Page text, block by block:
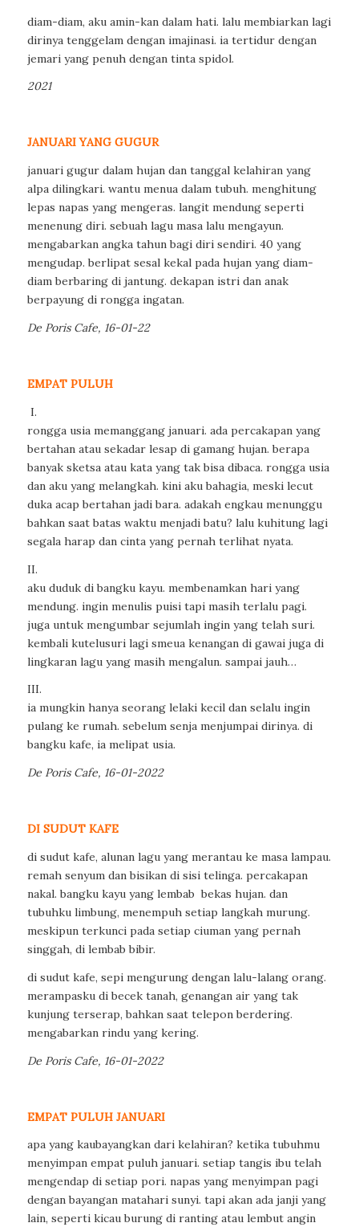
diam-diam, aku amin-kan dalam hati. lalu membiarkan lagi
dirinya tenggelam dengan imajinasi. ia tertidur dengan
jemari yang penuh dengan tinta spidol.
2021
JANUARI YANG GUGUR
januari gugur dalam hujan dan tanggal kelahiran yang
alpa dilingkari. wantu menua dalam tubuh. menghitung
lepas napas yang mengeras. langit mendung seperti
menenung diri. sebuah lagu masa lalu mengayun.
mengabarkan angka tahun bagi diri sendiri. 40 yang
mengudap. berlipat sesal kekal pada hujan yang diam-
diam berbaring di jantung. dekapan istri dan anak
berpayung di rongga ingatan.
De Poris Cafe, 16-01-22
EMPAT PULUH
I.
rongga usia memanggang januari. ada percakapan yang
bertahan atau sekadar lesap di gamang hujan. berapa
banyak sketsa atau kata yang tak bisa dibaca. rongga usia
dan aku yang melangkah. kini aku bahagia, meski lecut
duka acap bertahan jadi bara. adakah engkau menunggu
bahkan saat batas waktu menjadi batu? lalu kuhitung lagi
segala harap dan cinta yang pernah terlihat nyata.
II.
aku duduk di bangku kayu. membenamkan hari yang
mendung. ingin menulis puisi tapi masih terlalu pagi.
juga untuk mengumbar sejumlah ingin yang telah suri.
kembali kutelusuri lagi smeua kenangan di gawai juga di
lingkaran lagu yang masih mengalun. sampai jauh…
III.
ia mungkin hanya seorang lelaki kecil dan selalu ingin
pulang ke rumah. sebelum senja menjumpai dirinya. di
bangku kafe, ia melipat usia.
De Poris Cafe, 16-01-2022
DI SUDUT KAFE
di sudut kafe, alunan lagu yang merantau ke masa lampau.
remah senyum dan bisikan di sisi telinga. percakapan
nakal. bangku kayu yang lembab bekas hujan. dan
tubuhku limbung, menempuh setiap langkah murung.
meskipun terkunci pada setiap ciuman yang pernah
singgah, di lembab bibir.
di sudut kafe, sepi mengurung dengan lalu-lalang orang.
merampasku di becek tanah, genangan air yang tak
kunjung terserap, bahkan saat telepon berdering.
mengabarkan rindu yang kering.
De Poris Cafe, 16-01-2022
EMPAT PULUH JANUARI
apa yang kaubayangkan dari kelahiran? ketika tubuhmu
menyimpan empat puluh januari. setiap tangis ibu telah
mengendap di setiap pori. napas yang menyimpan pagi
dengan bayangan matahari sunyi. tapi akan ada janji yang
lain, seperti kicau burung di ranting atau lembut angin